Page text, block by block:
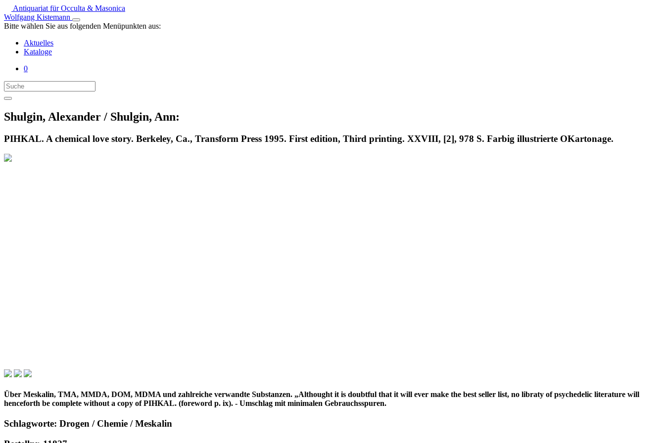
Antiquariat für Occulta & Masonica
Wolfgang Kistemann
Bitte wählen Sie aus folgenden Menüpunkten aus:
Aktuelles
Kataloge
0
Shulgin, Alexander / Shulgin, Ann:
PIHKAL. A chemical love story. Berkeley, Ca., Transform Press 1995. First edition, Third printing. XXVIII, [2], 978 S. Farbig illustrierte OKartonage.
Über Meskalin, TMA, MMDA, DOM, MDMA und zahlreiche verwandte Substanzen. „Althought it is doubtful that it will ever make the best seller list, no libraty of psychedelic literature will
henceforth be complete without a copy of PIHKAL. (foreword p. ix). - Umschlag mit minimalen Gebrauchsspuren.
Schlagworte: Drogen / Chemie / Meskalin